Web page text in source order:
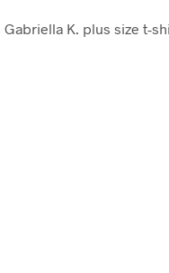
. Gabriella K. plus size t-